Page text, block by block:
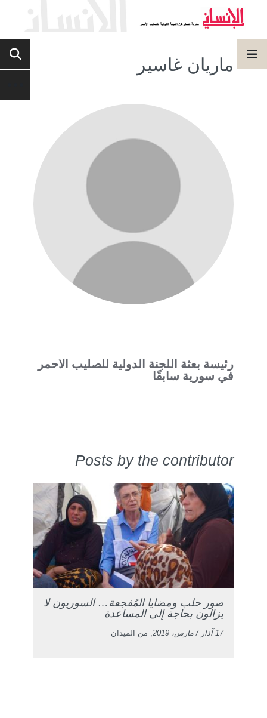
ماريان غاسير
رئيسة بعثة اللجنة الدولية للصليب الاحمر
في سورية سابقًا
Posts by the contributor
صور حلب ومضايا المُفجعة… السوريون لا
يزالون بحاجة إلى المساعدة
17 آذار / مارس، 2019 , من الميدان